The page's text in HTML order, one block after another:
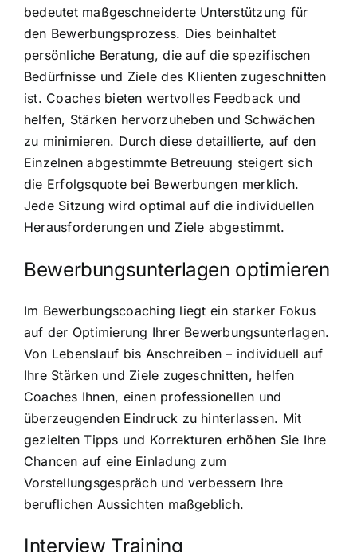
bedeutet maßgeschneiderte Unterstützung für
den Bewerbungsprozess. Dies beinhaltet
persönliche Beratung, die auf die spezifischen
Bedürfnisse und Ziele des Klienten zugeschnitten
ist. Coaches bieten wertvolles Feedback und
helfen, Stärken hervorzuheben und Schwächen
zu minimieren. Durch diese detaillierte, auf den
Einzelnen abgestimmte Betreuung steigert sich
die Erfolgsquote bei Bewerbungen merklich.
Jede Sitzung wird optimal auf die individuellen
Herausforderungen und Ziele abgestimmt.
Bewerbungsunterlagen optimieren
Im Bewerbungscoaching liegt ein starker Fokus
auf der Optimierung Ihrer Bewerbungsunterlagen.
Von Lebenslauf bis Anschreiben – individuell auf
Ihre Stärken und Ziele zugeschnitten, helfen
Coaches Ihnen, einen professionellen und
überzeugenden Eindruck zu hinterlassen. Mit
gezielten Tipps und Korrekturen erhöhen Sie Ihre
Chancen auf eine Einladung zum
Vorstellungsgespräch und verbessern Ihre
beruflichen Aussichten maßgeblich.
Interview Training